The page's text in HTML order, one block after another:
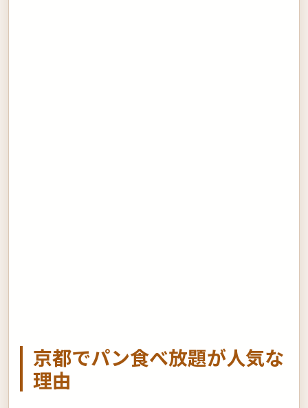
京都でパン食べ放題が人気な
理由